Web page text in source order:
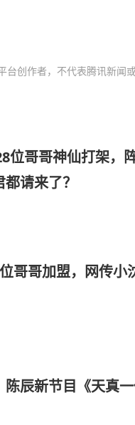
台创作者，不代表腾讯新闻
位哥哥神仙打架，
请来了？
哥哥加盟，网传小
辰新节目《天真